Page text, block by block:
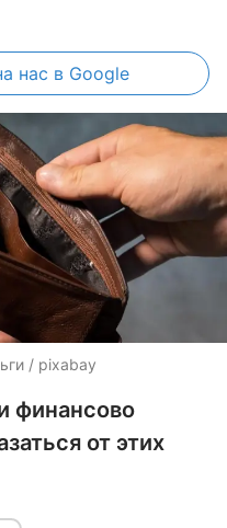
нас в Google
/ pixabay
финансово
от этих